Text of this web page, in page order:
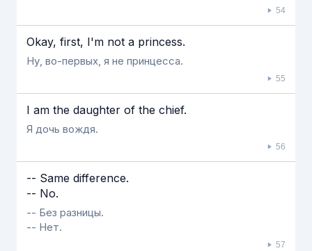
54
Okay, first, I'm not a princess.
Ну, во-первых, я не принцесса.
55
I am the daughter of the chief.
Я дочь вождя.
56
-- Same difference.
-- No.
-- Без разницы.
-- Нет.
57